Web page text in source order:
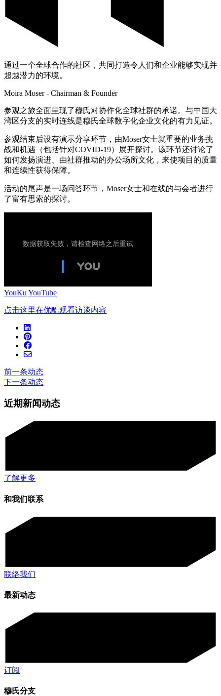
通过一个全球合作的社区，共同打造令人们和企业能够实现并
超越潜力的环境。
Moira Moser - Chairman & Founder
参观之旅全面呈现了穆氏对协作化全球社群的承诺。与中国大
湾区分支的实时连线是穆氏全球数字化企业文化的有力见证。
参观结束后设有演示分享环节，由Moser女士就重要的业务挑
战和机遇（包括针对COVID-19）展开探讨。该环节还讨论了
如何发扬演进、由社群推动的办公场所文化，来使项目的质量
和连续性获得保障。
活动的尾声是一场问答环节，Moser女士和在线的与会者进行
了富有思索的探讨。
YouKu YouTube
点击这里在优酷观看访谈内容
前一条动态
下一条动态
近期新闻动态
了解更多
和我们联系
联络我们
最新动态
订阅
穆氏分支